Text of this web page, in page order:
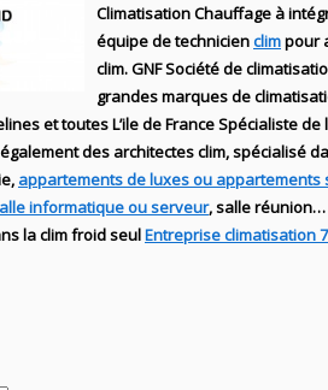
Climatisation Chauffage à
équipe de technicienclimpour
clim.GNFSociété de
grandes marques de
et toutes L’ile de France Spécialiste de
des architectes clim,spécialisé
appartements de luxes ou appartements
informatique ou serveur, salle
la climfroid seulEntreprise climatisation